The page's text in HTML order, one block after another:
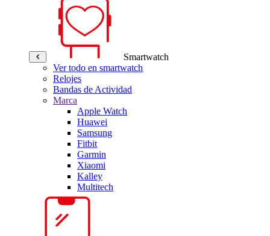
Smartwatch
Ver todo en smartwatch
Relojes
Bandas de Actividad
Marca
Apple Watch
Huawei
Samsung
Fitbit
Garmin
Xiaomi
Kalley
Multitech